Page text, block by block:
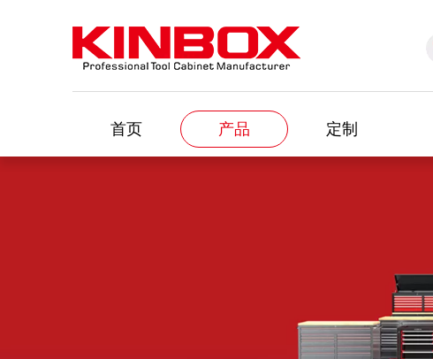
首页 产品 定制